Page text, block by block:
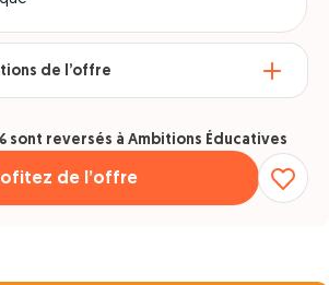
de l’offre
de l’offre
sont reversés à Ambitions Éducatives